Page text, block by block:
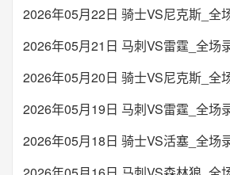
2026年05月21日 马刺VS雷霆_全场
2026年05月19日 马刺VS雷霆_全场
2026年05月18日 骑士VS活塞_全场